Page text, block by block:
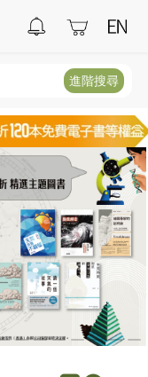
進階搜尋